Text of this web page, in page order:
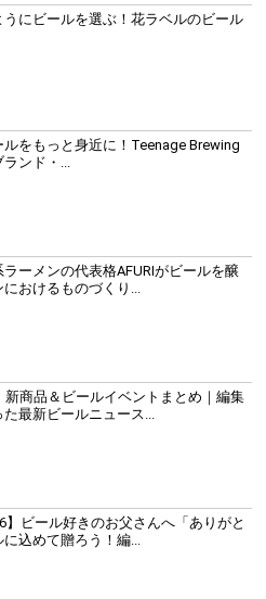
うにビールを選ぶ！花ラベルのビール
ルをもっと身近に！Teenage Brewing
ンド・...
ラーメンの代表格AFURIがビールを醸
おけるものづくり...
新商品＆ビールイベントまとめ｜編集
最新ビールニュース...
】ビール好きのお父さんへ「ありがと
込めて贈ろう！編...